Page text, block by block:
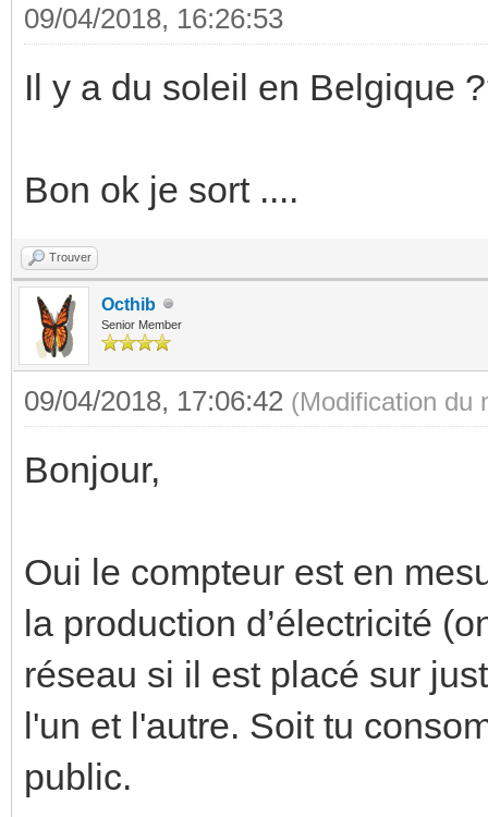
09/04/2018, 16:26:53
Il y a du soleil en Belgique
Bon ok je sort ....
Trouver
Octhib
Senior Member
09/04/2018, 17:06:42 (Modification du
Bonjour,
Oui le compteur est en
la production d’électricité
réseau si il est placé sur
l'un et l'autre. Soit tu
public.